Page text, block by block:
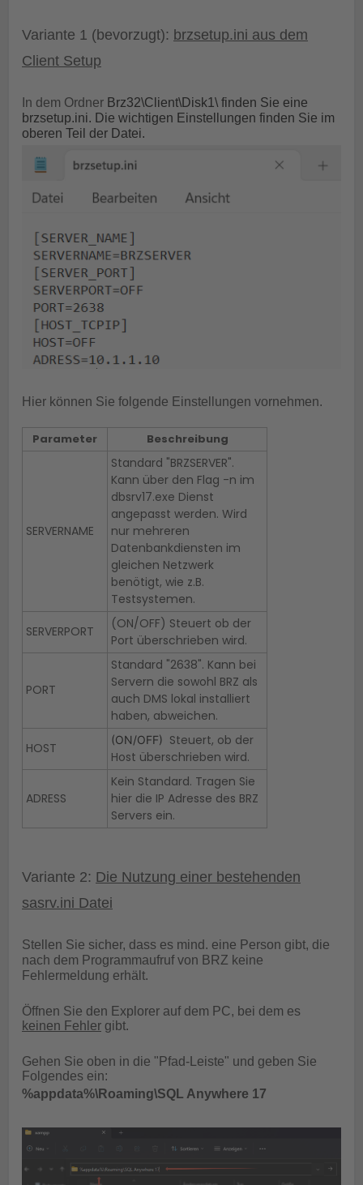
Variante 1 (bevorzugt): brzsetup.ini aus dem
Client Setup
In dem Ordner Brz32\Client\Disk1\ finden Sie eine
brzsetup.ini. Die wichtigen Einstellungen finden Sie im
oberen Teil der Datei.
Hier können Sie folgende Einstellungen vornehmen.
Parameter Beschreibung
SERVERNAME
Standard "BRZSERVER".
Kann über den Flag -n im
dbsrv17.exe Dienst
angepasst werden. Wird
nur mehreren
Datenbankdiensten im
gleichen Netzwerk
benötigt, wie z.B.
Testsystemen.
SERVERPORT
(ON/OFF) Steuert ob der
Port überschrieben wird.
PORT
Standard "2638". Kann bei
Servern die sowohl BRZ als
auch DMS lokal installiert
haben, abweichen.
HOST
(ON/OFF) Steuert, ob der
Host überschrieben wird.
ADRESS
Kein Standard. Tragen Sie
hier die IP Adresse des BRZ
Servers ein.
Variante 2: Die Nutzung einer bestehenden
sasrv.ini Datei
Stellen Sie sicher, dass es mind. eine Person gibt, die
nach dem Programmaufruf von BRZ keine
Fehlermeldung erhält.
Öffnen Sie den Explorer auf dem PC, bei dem es
keinen Fehler gibt.
Gehen Sie oben in die "Pfad-Leiste" und geben Sie
Folgendes ein:
%appdata%\Roaming\SQL Anywhere 17